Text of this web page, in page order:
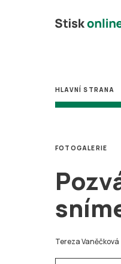
HLAVNÍ STRANA
Tereza Vaněčková
FOTOGALERIE